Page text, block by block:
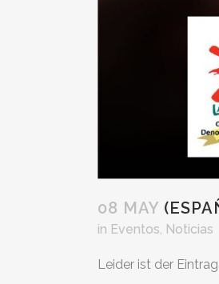
08 MAY
in Eventos, Noticias
Leider ist der